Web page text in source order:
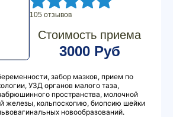
105 отзывов
Стоимость приема
3000 Руб
забор мазков, прием по
УЗД органов малого таза,
пространства, молочной
железы, кольпоскопию, биопсию шейки
новообразований.